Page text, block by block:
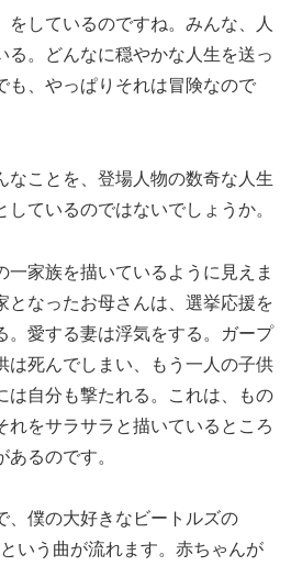
をしているのですね。みんな、人
る。どんなに穏やかな人生を送っ
も、やっぱりそれは冒険なので
なことを、登場人物の数奇な人生
ているのではないでしょうか。
一家族を描いているように見えま
となったお母さんは、選挙応援を
。愛する妻は浮気をする。ガープ
は死んでしまい、もう一人の子供
は自分も撃たれる。これは、もの
れをサラサラと描いているところ
るのです。
、僕の大好きなビートルズの
という曲が流れます。赤ちゃんが